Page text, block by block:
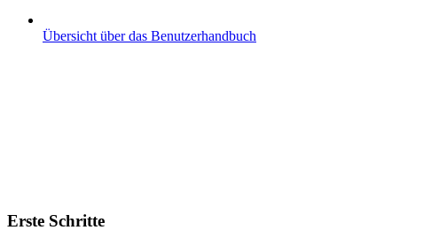
Übersicht über das Benutzerhandbuch
Erste Schritte